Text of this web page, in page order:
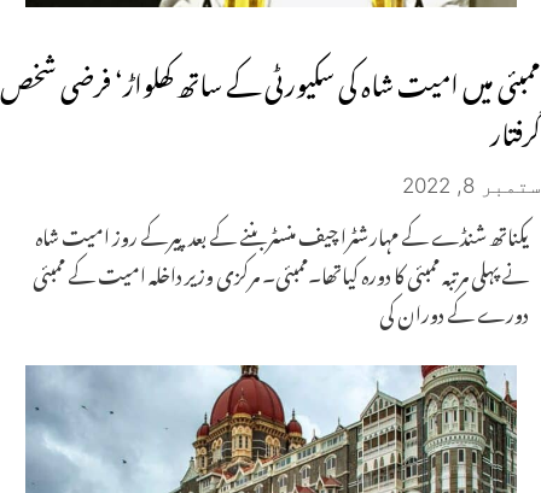
ممبئی میں امیت شاہ کی سکیورٹی کے ساتھ کھلواڑ‘ فرضی شخص
گرفتار
ستمبر 8, 2022
یکناتھ شنڈے کے مہارشٹرا چیف منسٹر بننے کے بعد پیرکے روز امیت شاہ
نے پہلی مرتبہ ممبئی کا دورہ کیاتھا۔ممبئی۔ مرکزی وزیر داخلہ امیت کے ممبئی
دورے کے دوران کی